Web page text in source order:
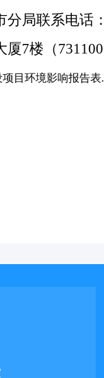
分局联系电话
厦7楼（
目环境影响报告表